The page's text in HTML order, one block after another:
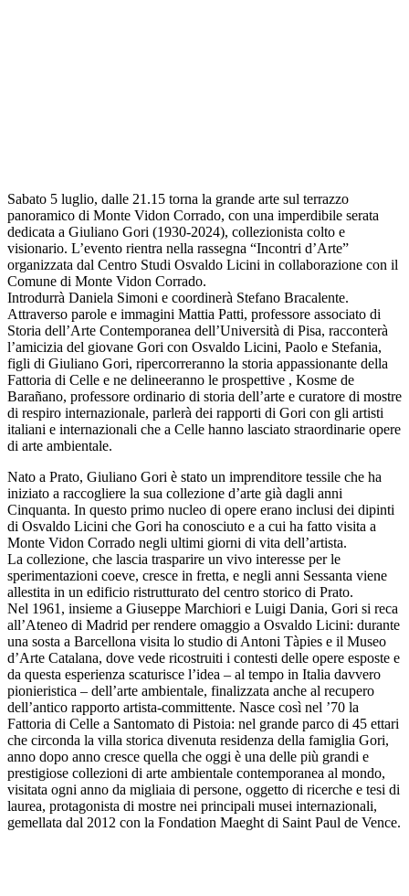
Sabato 5 luglio, dalle 21.15 torna la grande arte sul terrazzo
panoramico di Monte Vidon Corrado, con una imperdibile serata
dedicata a Giuliano Gori (1930-2024), collezionista colto e
visionario. L’evento rientra nella rassegna “Incontri d’Arte”
organizzata dal Centro Studi Osvaldo Licini in collaborazione con il
Comune di Monte Vidon Corrado.
Introdurrà Daniela Simoni e coordinerà Stefano Bracalente.
Attraverso parole e immagini Mattia Patti, professore associato di
Storia dell’Arte Contemporanea dell’Università di Pisa, racconterà
l’amicizia del giovane Gori con Osvaldo Licini, Paolo e Stefania,
figli di Giuliano Gori, ripercorreranno la storia appassionante della
Fattoria di Celle e ne delineeranno le prospettive , Kosme de
Barañano, professore ordinario di storia dell’arte e curatore di mostre
di respiro internazionale, parlerà dei rapporti di Gori con gli artisti
italiani e internazionali che a Celle hanno lasciato straordinarie opere
di arte ambientale.
Nato a Prato, Giuliano Gori è stato un imprenditore tessile che ha
iniziato a raccogliere la sua collezione d’arte già dagli anni
Cinquanta. In questo primo nucleo di opere erano inclusi dei dipinti
di Osvaldo Licini che Gori ha conosciuto e a cui ha fatto visita a
Monte Vidon Corrado negli ultimi giorni di vita dell’artista.
La collezione, che lascia trasparire un vivo interesse per le
sperimentazioni coeve, cresce in fretta, e negli anni Sessanta viene
allestita in un edificio ristrutturato del centro storico di Prato.
Nel 1961, insieme a Giuseppe Marchiori e Luigi Dania, Gori si reca
all’Ateneo di Madrid per rendere omaggio a Osvaldo Licini: durante
una sosta a Barcellona visita lo studio di Antoni Tàpies e il Museo
d’Arte Catalana, dove vede ricostruiti i contesti delle opere esposte e
da questa esperienza scaturisce l’idea – al tempo in Italia davvero
pionieristica – dell’arte ambientale, finalizzata anche al recupero
dell’antico rapporto artista-committente. Nasce così nel ’70 la
Fattoria di Celle a Santomato di Pistoia: nel grande parco di 45 ettari
che circonda la villa storica divenuta residenza della famiglia Gori,
anno dopo anno cresce quella che oggi è una delle più grandi e
prestigiose collezioni di arte ambientale contemporanea al mondo,
visitata ogni anno da migliaia di persone, oggetto di ricerche e tesi di
laurea, protagonista di mostre nei principali musei internazionali,
gemellata dal 2012 con la Fondation Maeght di Saint Paul de Vence.